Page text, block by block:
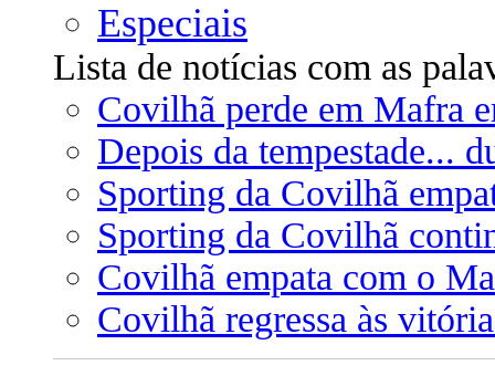
Especiais
Lista de notícias com as
Covilhã perde em Mafra
Depois da tempestade...
Sporting da Covilhã
Sporting da Covilhã
Covilhã empata com o
Covilhã regressa às